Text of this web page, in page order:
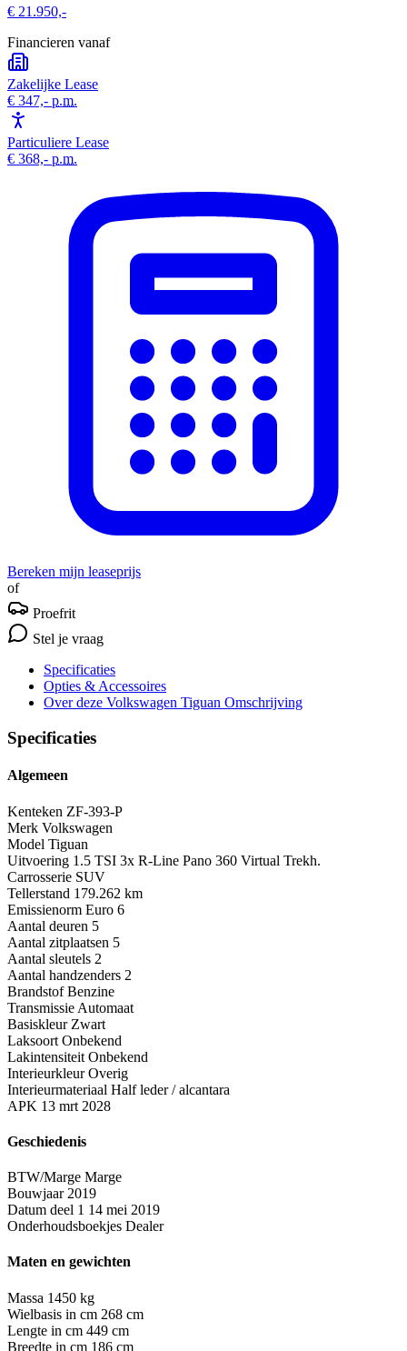
€ 21.950,-
Financieren vanaf
Zakelijke Lease
€ 347,- p.m.
Particuliere Lease
€ 368,- p.m.
Bereken mijn leaseprijs
of
Proefrit
Stel je vraag
Specificaties
Opties & Accessoires
Over deze Volkswagen Tiguan Omschrijving
Specificaties
Algemeen
Kenteken ZF-393-P
Merk Volkswagen
Model Tiguan
Uitvoering 1.5 TSI 3x R-Line Pano 360 Virtual Trekh.
Carrosserie SUV
Tellerstand 179.262 km
Emissienorm Euro 6
Aantal deuren 5
Aantal zitplaatsen 5
Aantal sleutels 2
Aantal handzenders 2
Brandstof Benzine
Transmissie Automaat
Basiskleur Zwart
Laksoort Onbekend
Lakintensiteit Onbekend
Interieurkleur Overig
Interieurmateriaal Half leder / alcantara
APK 13 mrt 2028
Geschiedenis
BTW/Marge Marge
Bouwjaar 2019
Datum deel 1 14 mei 2019
Onderhoudsboekjes Dealer
Maten en gewichten
Massa 1450 kg
Wielbasis in cm 268 cm
Lengte in cm 449 cm
Breedte in cm 186 cm